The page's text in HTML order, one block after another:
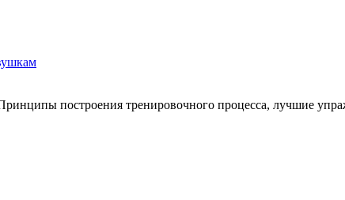
построения тренировочного процесса, лучшие